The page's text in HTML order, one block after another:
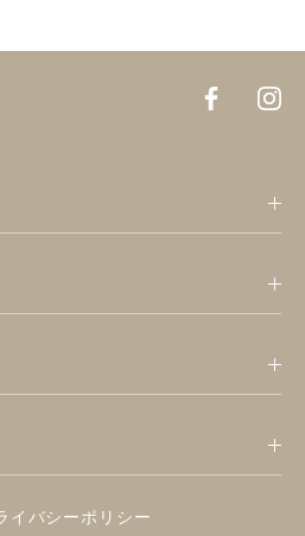
イバシーポリシー